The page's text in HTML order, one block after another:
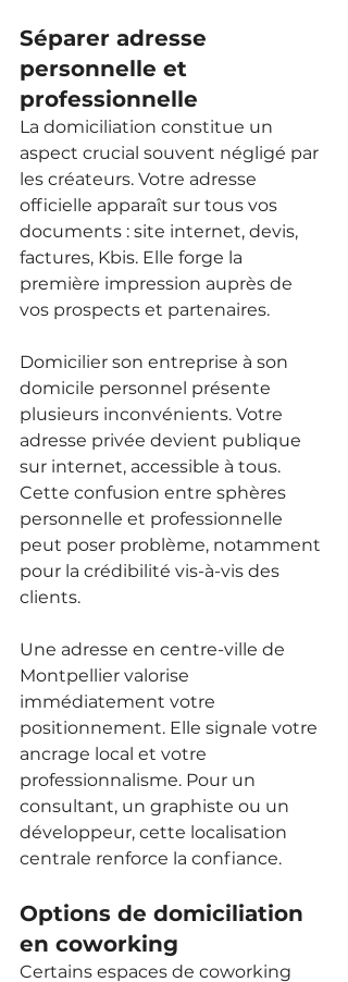
Séparer adresse
personnelle et
professionnelle
La domiciliation constitue un
aspect crucial souvent négligé par
les créateurs. Votre adresse
officielle apparaît sur tous vos
documents : site internet, devis,
factures, Kbis. Elle forge la
première impression auprès de
vos prospects et partenaires.
Domicilier son entreprise à son
domicile personnel présente
plusieurs inconvénients. Votre
adresse privée devient publique
sur internet, accessible à tous.
Cette confusion entre sphères
personnelle et professionnelle
peut poser problème, notamment
pour la crédibilité vis-à-vis des
clients.
Une adresse en centre-ville de
Montpellier valorise
immédiatement votre
positionnement. Elle signale votre
ancrage local et votre
professionnalisme. Pour un
consultant, un graphiste ou un
développeur, cette localisation
centrale renforce la confiance.
Options de domiciliation
en coworking
Certains espaces de coworking